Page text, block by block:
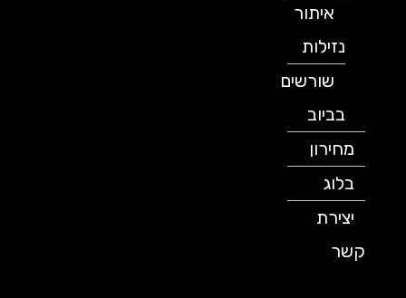
איתור
נזילות
שורשים
בביוב
מחירון
יצירת
קשר